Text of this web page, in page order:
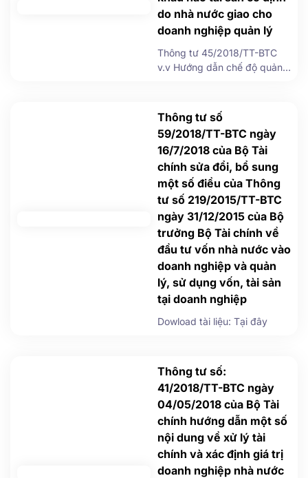
do nhà nước giao cho
doanh nghiệp quản lý
Thông tư 45/2018/TT-BTC
v.v Hướng dẫn chế độ quản
chức, đơn vị và tài sản cố
định do nhà nước giao cho
doanh nghiệp quản lý không
tính thành phần vốn nhà
nước tại doanh nghiệp
Download Thông tư: TẠI ĐÂY
Thông tư số
59/2018/TT-BTC ngày
16/7/2018 của Bộ Tài
chính sửa đổi, bổ sung
một số điều của Thông
tư số 219/2015/TT-BTC
ngày 31/12/2015 của Bộ
trưởng Bộ Tài chính về
đầu tư vốn nhà nước vào
doanh nghiệp và quản
lý, sử dụng vốn, tài sản
tại doanh nghiệp
Dowload tài liệu: Tại đây
Thông tư số:
41/2018/TT-BTC ngày
04/05/2018 của Bộ Tài
chính hướng dẫn một số
nội dung về xử lý tài
chính và xác định giá trị
doanh nghiệp nhà nước